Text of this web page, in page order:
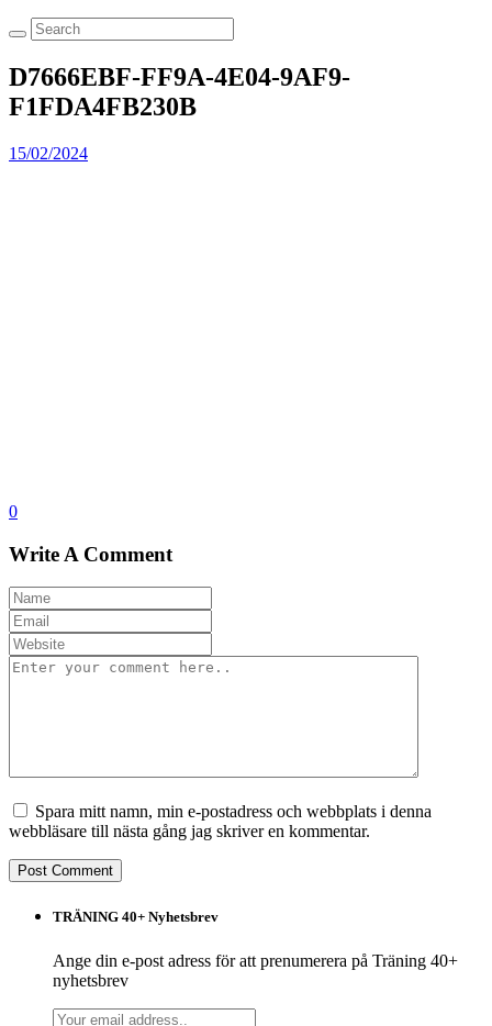
D7666EBF-FF9A-4E04-9AF9-
F1FDA4FB230B
15/02/2024
0
Write A Comment
Spara mitt namn, min e-postadress och webbplats i denna
webbläsare till nästa gång jag skriver en kommentar.
TRÄNING 40+ Nyhetsbrev
Ange din e-post adress för att prenumerera på Träning 40+
nyhetsbrev